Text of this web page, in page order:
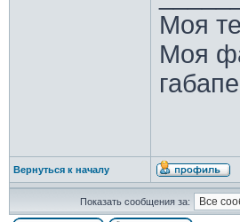
Моя
Моя
Вернуться к началу
Показать сообщения за: